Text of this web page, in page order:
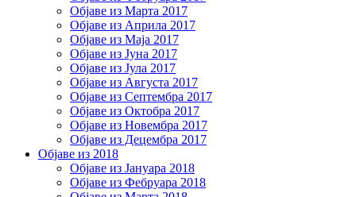
Објаве из Марта 2017
Објаве из Априла 2017
Објаве из Маја 2017
Објаве из Јуна 2017
Објаве из Јула 2017
Објаве из Августа 2017
Објаве из Септембра 2017
Објаве из Октобра 2017
Објаве из Новембра 2017
Објаве из Децембра 2017
Објаве из 2018
Објаве из Јануара 2018
Објаве из Фебруара 2018